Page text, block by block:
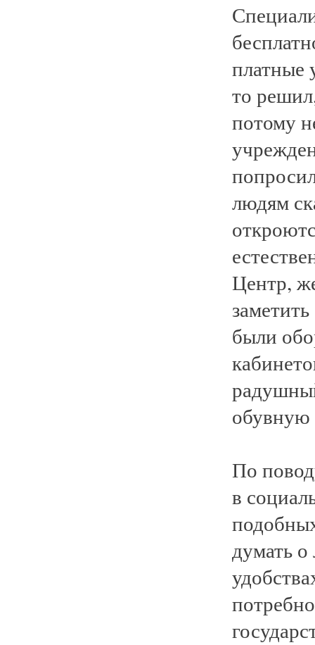
платные
то
потому
людям
Центр,
были
обувную
По
в
думать